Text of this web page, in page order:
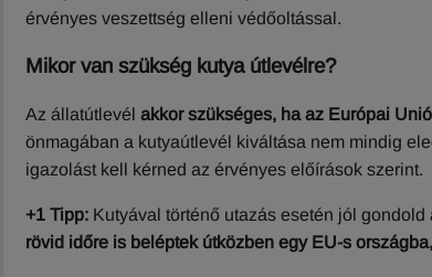
érvényes veszettség elleni védőoltással.
Mikor van szükség kutya útlevélre?
Az állatútlevél akkor szükséges, ha az Európai
önmagában a kutyaútlevél kiváltása nem mindig
igazolást kell kérned az érvényes előírások szerint.
+1 Tipp: Kutyával történő utazás esetén jól gondold
rövid időre is beléptek útközben egy EU-s